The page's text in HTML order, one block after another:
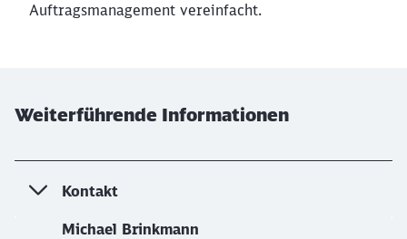
Auftragsmanagement vereinfacht.
Weiterführende Informationen
Kontakt
Michael Brinkmann